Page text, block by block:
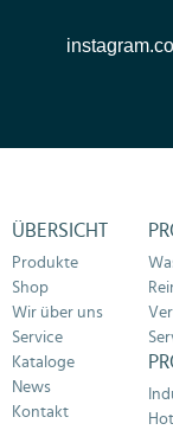
ÜBERSICHT
Produkte
Shop
Wir über uns
Service
Kataloge
News
Kontakt